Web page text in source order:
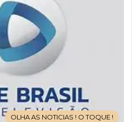
OLHA AS NOTICIAS ! O TOQUE !